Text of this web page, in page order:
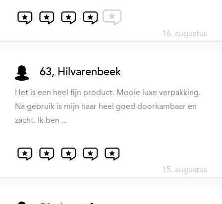
16. augustus
63, Hilvarenbeek
Het is een heel fijn product. Mooie luxe verpakking.
Na gebruik is mijn haar heel goed doorkambaar en
zacht. Ik ben ...
15. augustus